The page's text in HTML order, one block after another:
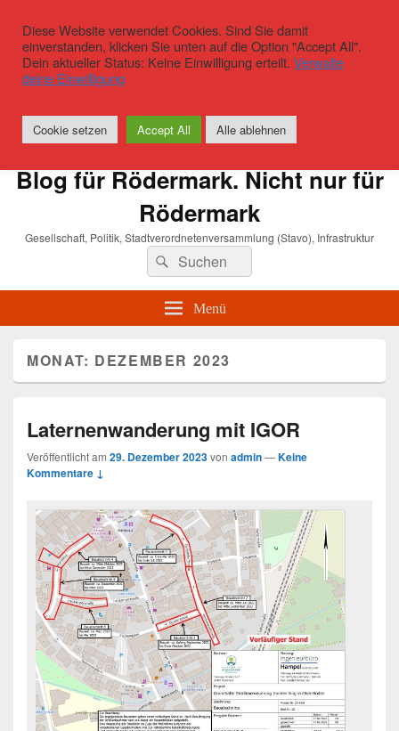
Blog für Rödermark. Nicht nur für
Rödermark
Gesellschaft, Politik, Stadtverordnetenversammlung (Stavo), Infrastruktur
Suchen
nach:
Suchen
Menü
MONAT: DEZEMBER 2023
Laternenwanderung mit IGOR
Veröffentlicht am 29. Dezember 2023von admin—Keine
Kommentare ↓
Diese Website verwendet Cookies. Sind Sie damit
einverstanden, klicken Sie unten auf die Option "Accept All".
Dein aktueller Status: Keine Einwilligung erteilt. Verwalte
deine Einwilligung
Cookie setzen Accept All Alle ablehnen